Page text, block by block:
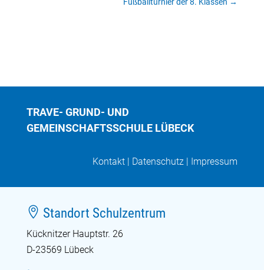
TRAVE- GRUND- UND
GEMEINSCHAFTSSCHULE LÜBECK
Kontakt | Datenschutz | Impressum
 Standort Schulzentrum
Kücknitzer Hauptstr. 26
D-23569 Lübeck